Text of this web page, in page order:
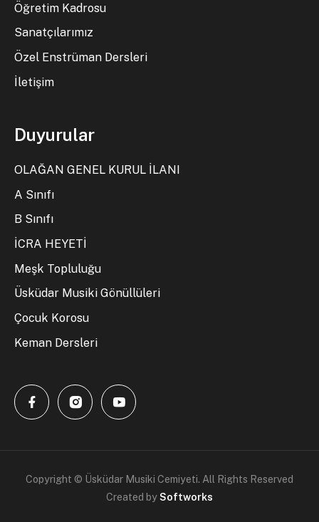
Öğretim Kadrosu
Sanatçılarımız
Özel Enstrüman Dersleri
İletişim
Duyurular
OLAĞAN GENEL KURUL İLANI
A Sınıfı
B Sınıfı
İCRA HEYETİ
Meşk Topluluğu
Üsküdar Musiki Gönüllüleri
Çocuk Korosu
Keman Dersleri
Copyright © Üsküdar Musiki Cemiyeti. All Rights Reserved
Created bySoftworks